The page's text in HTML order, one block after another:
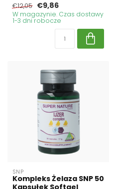
€12,05 €9,86
W magazynie. Czas dostawy
1-3 dni robocze
SNP
Kompleks Żelaza SNP 50